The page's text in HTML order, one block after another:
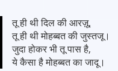
तू ही थी दिल की आरज़ू,
तू ही थी मोहब्बत की जुस्तजू।
जुदा होकर भी तू पास है,
ये कैसा है मोहब्बत का जादू।